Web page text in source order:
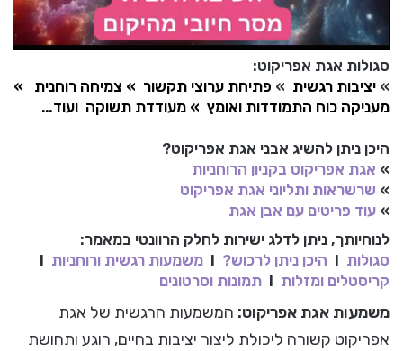
סגולות אגת אפריקוט:
» יציבות רגשית » פתיחת ערוצי תקשור » צמיחה רוחנית »
מעניקה כוח התמודדות ואומץ » מעודדת תשוקה ועוד…
היכן ניתן להשיג אבני אגת אפריקוט?
» אגת אפריקוט בקניון הרוחניות
» שרשראות ותליוני אגת אפריקוט
» עוד פריטים עם אבן אגת
לנוחיותך, ניתן לדלג ישירות לחלק הרוונטי במאמר:
סגולות
היכן ניתן לרכוש? משמעות רגשית ורוחניות
קריסטלים ומזלות
תמונות וסרטונים
משמעות אגת אפריקוט: המשמעות הרגשית של אגת
אפריקוט קשורה ליכולת ליצור יציבות בחיים, רוגע ותחושת